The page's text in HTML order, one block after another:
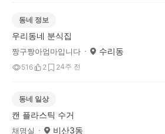
동네 정보
우리동네 분식집
짱구짱아엄마입니다 수리동
516 2 24주 전
동네 일상
캔 플라스틱 수거
채명실 비산3동